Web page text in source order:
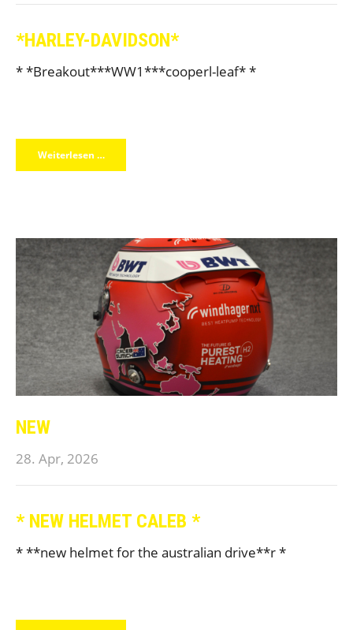
*HARLEY-DAVIDSON*
* *Breakout***WW1***cooperl-leaf* *
Weiterlesen …
NEW
28. Apr, 2026
* NEW HELMET CALEB *
* **new helmet for the australian drive**r *